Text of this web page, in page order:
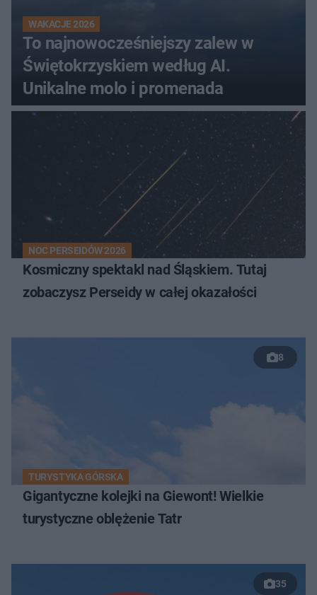
WAKACJE 2026
To najnowocześniejszy zalew w
Świętokrzyskiem według AI.
Unikalne molo i promenada
NOC PERSEIDÓW 2026
Kosmiczny spektakl nad Śląskiem. Tutaj
zobaczysz Perseidy w całej okazałości
8
TURYSTYKA GÓRSKA
Gigantyczne kolejki na Giewont! Wielkie
turystyczne oblężenie Tatr
35